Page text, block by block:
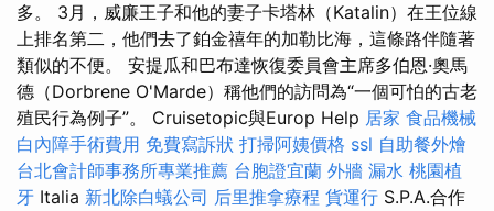
多。 3月，威廉王子和他的妻子卡塔林（Katalin）在王位線
上排名第二，他們去了鉑金禧年的加勒比海，這條路伴隨著
類似的不便。 安提瓜和巴布達恢復委員會主席多伯恩·奧馬
德（Dorbrene O'Marde）稱他們的訪問為“一個可怕的古老
殖民行為例子”。 Cruisetopic與Europ Help 居家 食品機械
白內障手術費用 免費寫訴狀 打掃阿姨價格 ssl 自助餐外燴
台北會計師事務所專業推薦 台胞證宜蘭 外牆 漏水 桃園植
牙 Italia 新北除白蟻公司 后里推拿療程 貨運行 S.P.A.合作